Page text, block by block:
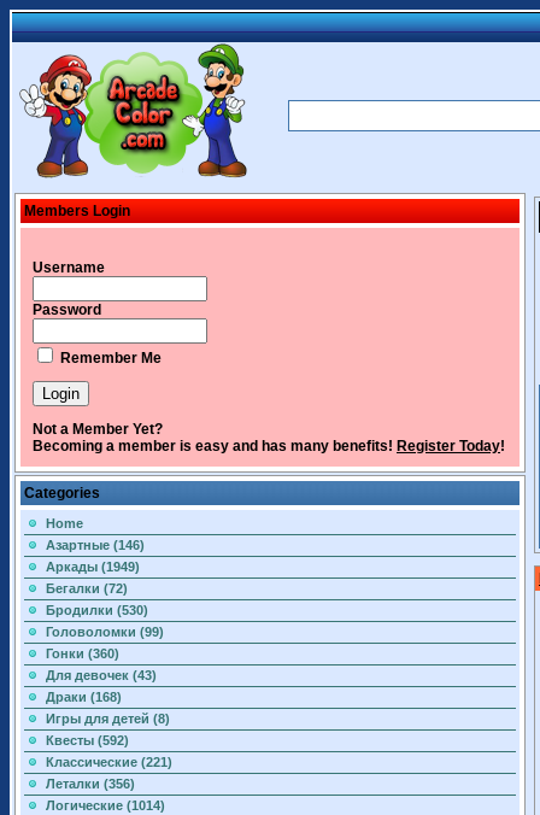
Members Login
Username
Password
Remember Me
Not a Member Yet?
Becoming a member is easy and has many benefits! Register Today!
Categories
Home
Азартные (146)
Аркады (1949)
Бегалки (72)
Бродилки (530)
Головоломки (99)
Гонки (360)
Для девочек (43)
Драки (168)
Игры для детей (8)
Квесты (592)
Классические (221)
Леталки (356)
Логические (1014)